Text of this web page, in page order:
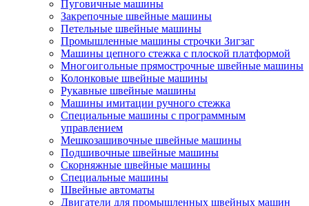
Пуговичные машины
Закрепочные швейные машины
Петельные швейные машины
Промышленные машины строчки Зигзаг
Машины цепного стежка с плоской платформой
Многоигольные прямострочные швейные машины
Колонковые швейные машины
Рукавные швейные машины
Машины имитации ручного стежка
Специальные машины с программным
управлением
Мешкозашивочные швейные машины
Подшивочные швейные машины
Скорняжные швейные машины
Специальные машины
Швейные автоматы
Двигатели для промышленных швейных машин